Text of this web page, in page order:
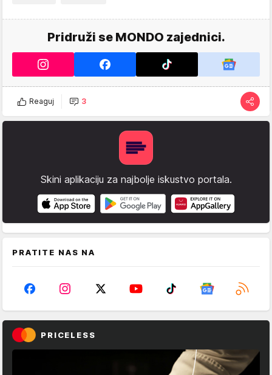
Pridruži se MONDO zajednici.
Reaguj 3
Skini aplikaciju za najbolje iskustvo portala.
PRATITE NAS NA
PRICELESS